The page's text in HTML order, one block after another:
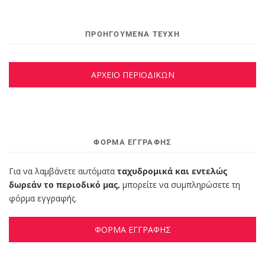
ΠΡΟΗΓΟΥΜΕΝΑ ΤΕΥΧΗ
ΑΡΧΕΙΟ ΠΕΡΙΟΔΙΚΩΝ
ΦΌΡΜΑ ΕΓΓΡΑΦΉΣ
Για να λαμβάνετε αυτόματα ταχυδρομικά και εντελώς
δωρεάν το περιοδικό μας, μπορείτε να συμπληρώσετε τη
φόρμα εγγραφής.
ΦΟΡΜΑ ΕΓΓΡΑΦΗΣ